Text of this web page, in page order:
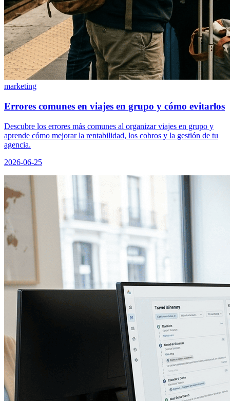
marketing
Errores comunes en viajes en grupo y cómo evitarlos
Descubre los errores más comunes al organizar viajes en grupo y
aprende cómo mejorar la rentabilidad, los cobros y la gestión de tu
agencia.
2026-06-25